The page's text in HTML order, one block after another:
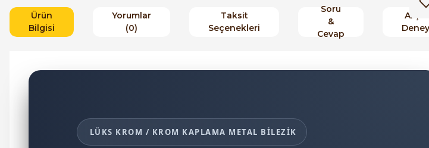
Ürün
Bilgisi
Yorumlar
(0)
Taksit
Seçenekleri
Soru
&
Cevap
LÜKS KROM / KROM KAPLAMA METAL BİLEZİK